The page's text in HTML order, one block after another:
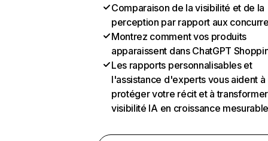
Comparaison de la visibilité et de la
perception par rapport aux
Montrez comment vos produits
apparaissent dans ChatGPT
Les rapports personnalisables et
l'assistance d'experts vous aident à
protéger votre récit et à
visibilité IA en croissance